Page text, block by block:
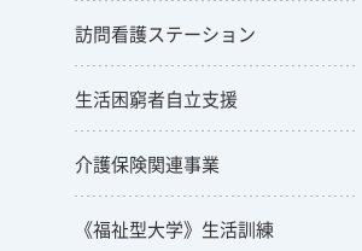
訪問看護ステーション
生活困窮者自立支援
介護保険関連事業
《福祉型大学》生活訓練